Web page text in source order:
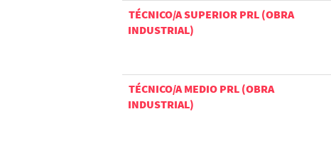
TÉCNICO/A SUPERIOR PRL (OBRA
INDUSTRIAL)
TÉCNICO/A MEDIO PRL (OBRA
INDUSTRIAL)